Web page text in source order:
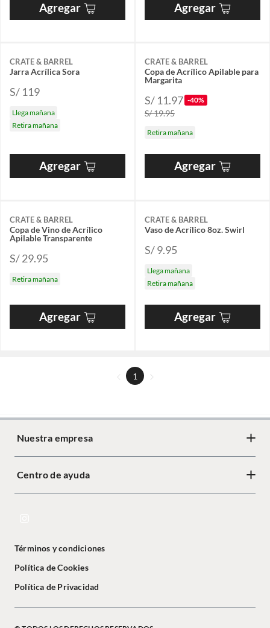
Agregar Agregar
CRATE & BARREL
Jarra Acrílica Sora
S/ 119
Llega mañana
Retira mañana
Agregar
CRATE & BARREL
Copa de Acrílico Apilable para
Margarita
S/ 11.97 -40%
S/ 19.95
Retira mañana
Agregar
CRATE & BARREL
Copa de Vino de Acrílico
Apilable Transparente
S/ 29.95
Retira mañana
Agregar
CRATE & BARREL
Vaso de Acrílico 8oz. Swirl
S/ 9.95
Llega mañana
Retira mañana
Agregar
1
Nuestra empresa
Centro de ayuda
Términos y condiciones
Política de Cookies
Política de Privacidad